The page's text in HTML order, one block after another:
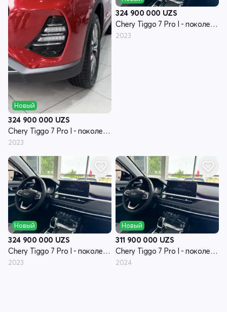
Новый
324 900 000 UZS
Chery Tiggo 7 Pro I - поколение
2023
324 900 000 UZS
Chery Tiggo 7 Pro I - поколение
2023
Новый
324 900 000 UZS
Chery Tiggo 7 Pro I - поколение
2023
Новый
311 900 000 UZS
Chery Tiggo 7 Pro I - поколение
2024